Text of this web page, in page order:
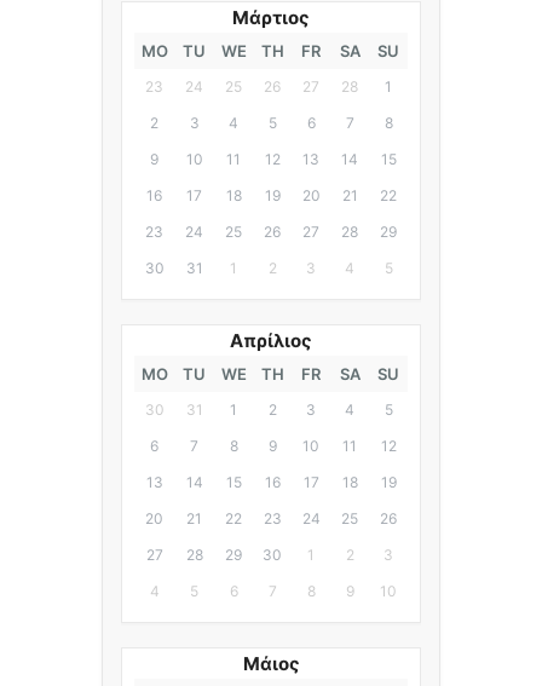
Μάρτιος
MO TU WE TH FR SA SU
23 24 25 26 27 28
1
2
3 4 5 6 7
8
9
10 11 12 13 14
15
16
17 18 19 20 21
22
23
24 25 26 27 28
29
30
31 1 2 3 4 5
Απρίλιος
MO TU WE TH FR SA SU
30 31 1 2 3 4
5
6
7 8 9 10 11
12
13
14 15 16 17 18
19
20
21 22 23 24 25
26
27
28 29 30 1 2
3
4
5 6 7 8 9 10
Μάιος